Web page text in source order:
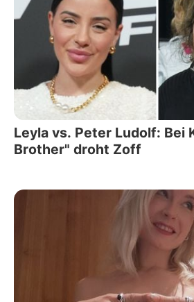
Leyla vs. Peter Ludolf: Bei
Brother" droht Zoff